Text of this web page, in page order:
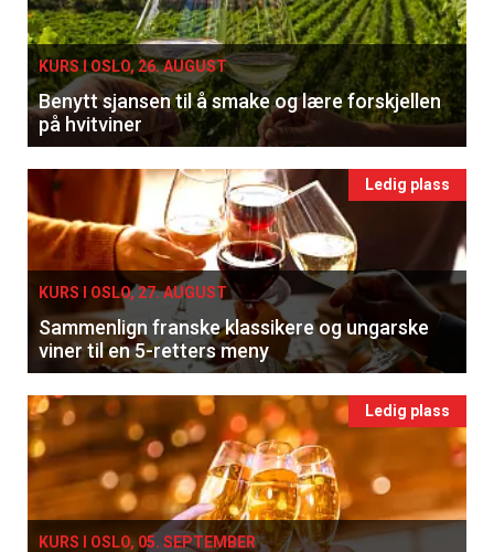
×
Få ukentlige nyhetsbrev fra
Apéritif
Vi tilbyr flere ukentlige nyhetsbrev. Du
kan fritt velge hvilke du ønsker å få
tilsendt.
Registrer deg
KURS I OSLO, 26. AUGUST
Benytt sjansen til å smake og lære forskjellen
på hvitviner
Ledig plass
KURS I OSLO, 27. AUGUST
Sammenlign franske klassikere og ungarske
viner til en 5-retters meny
Ledig plass
KURS I OSLO, 05. SEPTEMBER